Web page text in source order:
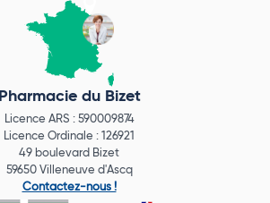
Pharmacie du Bizet
Licence ARS : 590009874
Licence Ordinale : 126921
49 boulevard Bizet
59650 Villeneuve d'Ascq
Contactez-nous !